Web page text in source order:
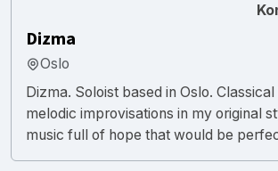
Dizma
Oslo
Dizma. Soloist based in Oslo.
melodic improvisations in my original
music full of hope that would be